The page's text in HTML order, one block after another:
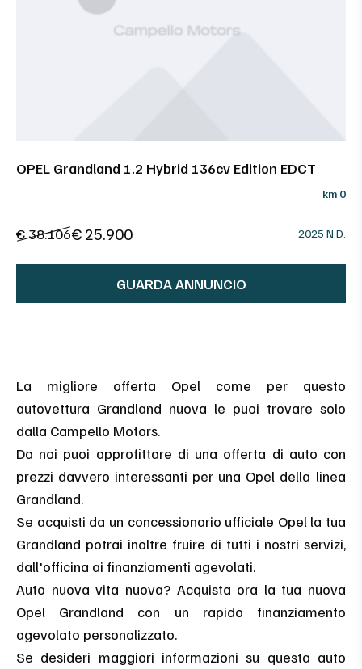
OPEL Grandland 1.2 Hybrid 136cv Edition EDCT
km 0
€ 38.106€ 25.900 2025 N.D.
GUARDA ANNUNCIO
La migliore offerta Opel come per questo
autovettura Grandland nuova le puoi trovare solo
dalla Campello Motors.
Da noi puoi approfittare di una offerta di auto con
prezzi davvero interessanti per una Opel della linea
Grandland.
Se acquisti da un concessionario ufficiale Opel la tua
Grandland potrai inoltre fruire di tutti i nostri servizi,
dall'officina ai finanziamenti agevolati.
Auto nuova vita nuova? Acquista ora la tua nuova
Opel Grandland con un rapido finanziamento
agevolato personalizzato.
Se desideri maggiori informazioni su questa auto